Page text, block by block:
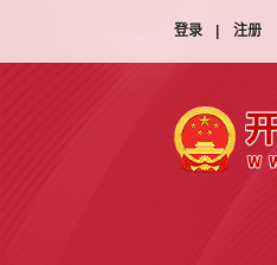
登录 注册